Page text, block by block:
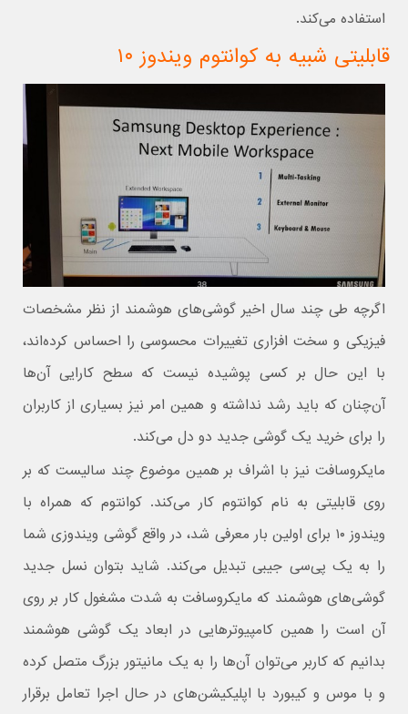
استفاده می‌کند.
قابلیتی شبیه به کوانتوم ویندوز ۱۰
اگرچه طی چند سال اخیر گوشی‌های هوشمند از نظر مشخصات
فیزیکی و سخت افزاری تغییرات محسوسی را احساس کرده‌اند،
با این حال بر کسی پوشیده نیست که سطح کارایی آن‌ها
آن‌چنان که باید رشد نداشته و همین امر نیز بسیاری از کاربران
را برای خرید یک گوشی جدید دو دل می‌کند.
مایکروسافت نیز با اشراف بر همین موضوع چند سالیست که بر
روی قابلیتی به نام کوانتوم کار می‌کند. کوانتوم که همراه با
ویندوز ۱۰ برای اولین بار معرفی شد، در واقع گوشی ویندوزی شما
را به یک پی‌سی جیبی تبدیل می‌کند. شاید بتوان نسل جدید
گوشی‌های هوشمند که مایکروسافت به شدت مشغول کار بر روی
آن است را همین کامپیوترهایی در ابعاد یک گوشی هوشمند
بدانیم که کاربر می‌توان آن‌ها را به یک مانیتور بزرگ متصل کرده
و با موس و کیبورد با اپلیکیشن‌های در حال اجرا تعامل برقرار